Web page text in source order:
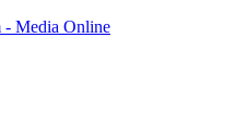
- Media Online